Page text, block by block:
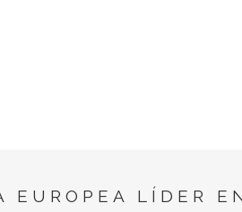
EUROPEA LÍDER